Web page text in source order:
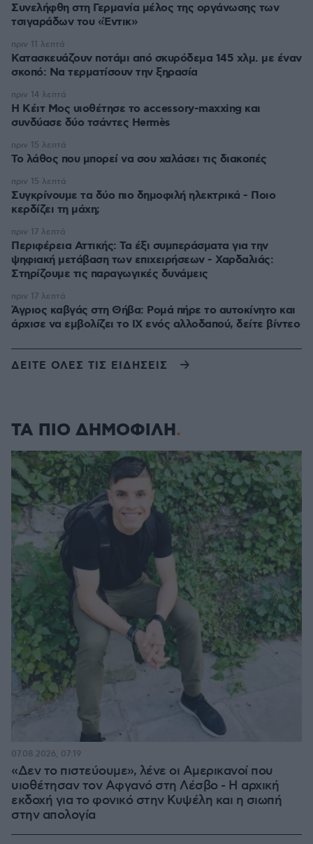
Συνελήφθη στη Γερμανία μέλος της οργάνωσης των
τσιγαράδων του «Έντικ»
Κατασκευάζουν ποτάμι από σκυρόδεμα 145 χλμ. με έναν
σκοπό: Να τερματίσουν την ξηρασία
πριν 11 λεπτά
Η Κέιτ Μος υιοθέτησε τo accessory-maxxing και
συνδύασε δύο τσάντες Hermès
πριν 14 λεπτά
Το λάθος που μπορεί να σου χαλάσει τις διακοπές
πριν 15 λεπτά
Συγκρίνουμε τα δύο πιο δημοφιλή ηλεκτρικά - Ποιο
κερδίζει τη μάχη;
πριν 15 λεπτά
Περιφέρεια Αττικής: Τα έξι συμπεράσματα για την
ψηφιακή μετάβαση των επιχειρήσεων - Χαρδαλιάς:
Στηρίζουμε τις παραγωγικές δυνάμεις
πριν 17 λεπτά
Άγριος καβγάς στη Θήβα: Ρομά πήρε το αυτοκίνητο και
άρχισε να εμβολίζει το ΙΧ ενός αλλοδαπού, δείτε βίντεο
πριν 17 λεπτά
ΔΕΙΤΕ ΟΛΕΣ ΤΙΣ ΕΙΔΗΣΕΙΣ
ΤΑ ΠΙΟ ΔΗΜΟΦΙΛΗ
«Δεν το πιστεύουμε», λένε οι Αμερικανοί που
υιοθέτησαν τον Αφγανό στη Λέσβο - Η αρχική
εκδοχή για το φονικό στην Κυψέλη και η σιωπή
στην απολογία
07.08.2026, 07:19